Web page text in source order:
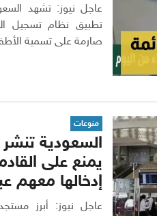
عاجل نيوز: تشهد
صارمة على تسمية
منوعات
السعودية تنشر
يمنع على
إدخالها معهم